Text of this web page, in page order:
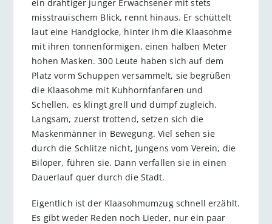
ein drahtiger junger Erwachsener mit stets
misstrauischem Blick, rennt hinaus. Er schüttelt
laut eine Handglocke, hinter ihm die Klaasohme
mit ihren tonnenförmigen, einen halben Meter
hohen Masken. 300 Leute haben sich auf dem
Platz vorm Schuppen versammelt, sie begrüßen
die Klaasohme mit Kuhhornfanfaren und
Schellen, es klingt grell und dumpf zugleich.
Langsam, zuerst trottend, setzen sich die
Maskenmänner in Bewegung. Viel sehen sie
durch die Schlitze nicht, Jungens vom Verein, die
Biloper, führen sie. Dann verfallen sie in einen
Dauerlauf quer durch die Stadt.
Eigentlich ist der Klaasohmumzug schnell erzählt.
Es gibt weder Reden noch Lieder, nur ein paar